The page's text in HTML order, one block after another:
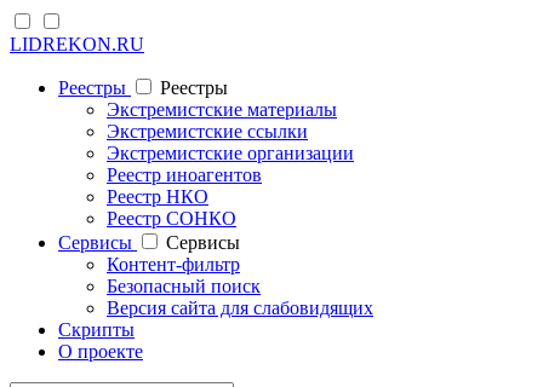
LIDREKON.RU
Реестры
Реестры
Экстремистские материалы
Экстремистские ссылки
Экстремистские организации
Реестр иноагентов
Реестр НКО
Реестр СОНКО
Cервисы
Cервисы
Контент-фильтр
Безопасный поиск
Версия сайта для слабовидящих
Скрипты
О проекте